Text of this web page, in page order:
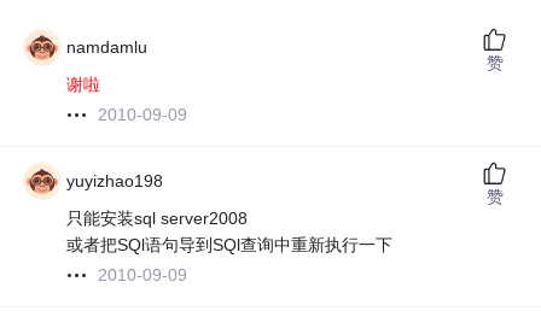
namdamlu
谢啦
2010-09-09
赞
yuyizhao198
只能安装sql server2008
或者把SQl语句导到SQl查询中重新执行一下
2010-09-09
赞